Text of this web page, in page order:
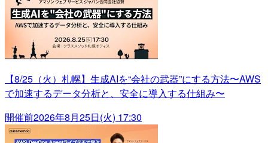
【8/25（火）札幌】生成AIを“会社の武器”にする方法〜AWS
で加速するデータ分析と、安全に導入する仕組み〜
開催前2026年8月25日(火) 17:30